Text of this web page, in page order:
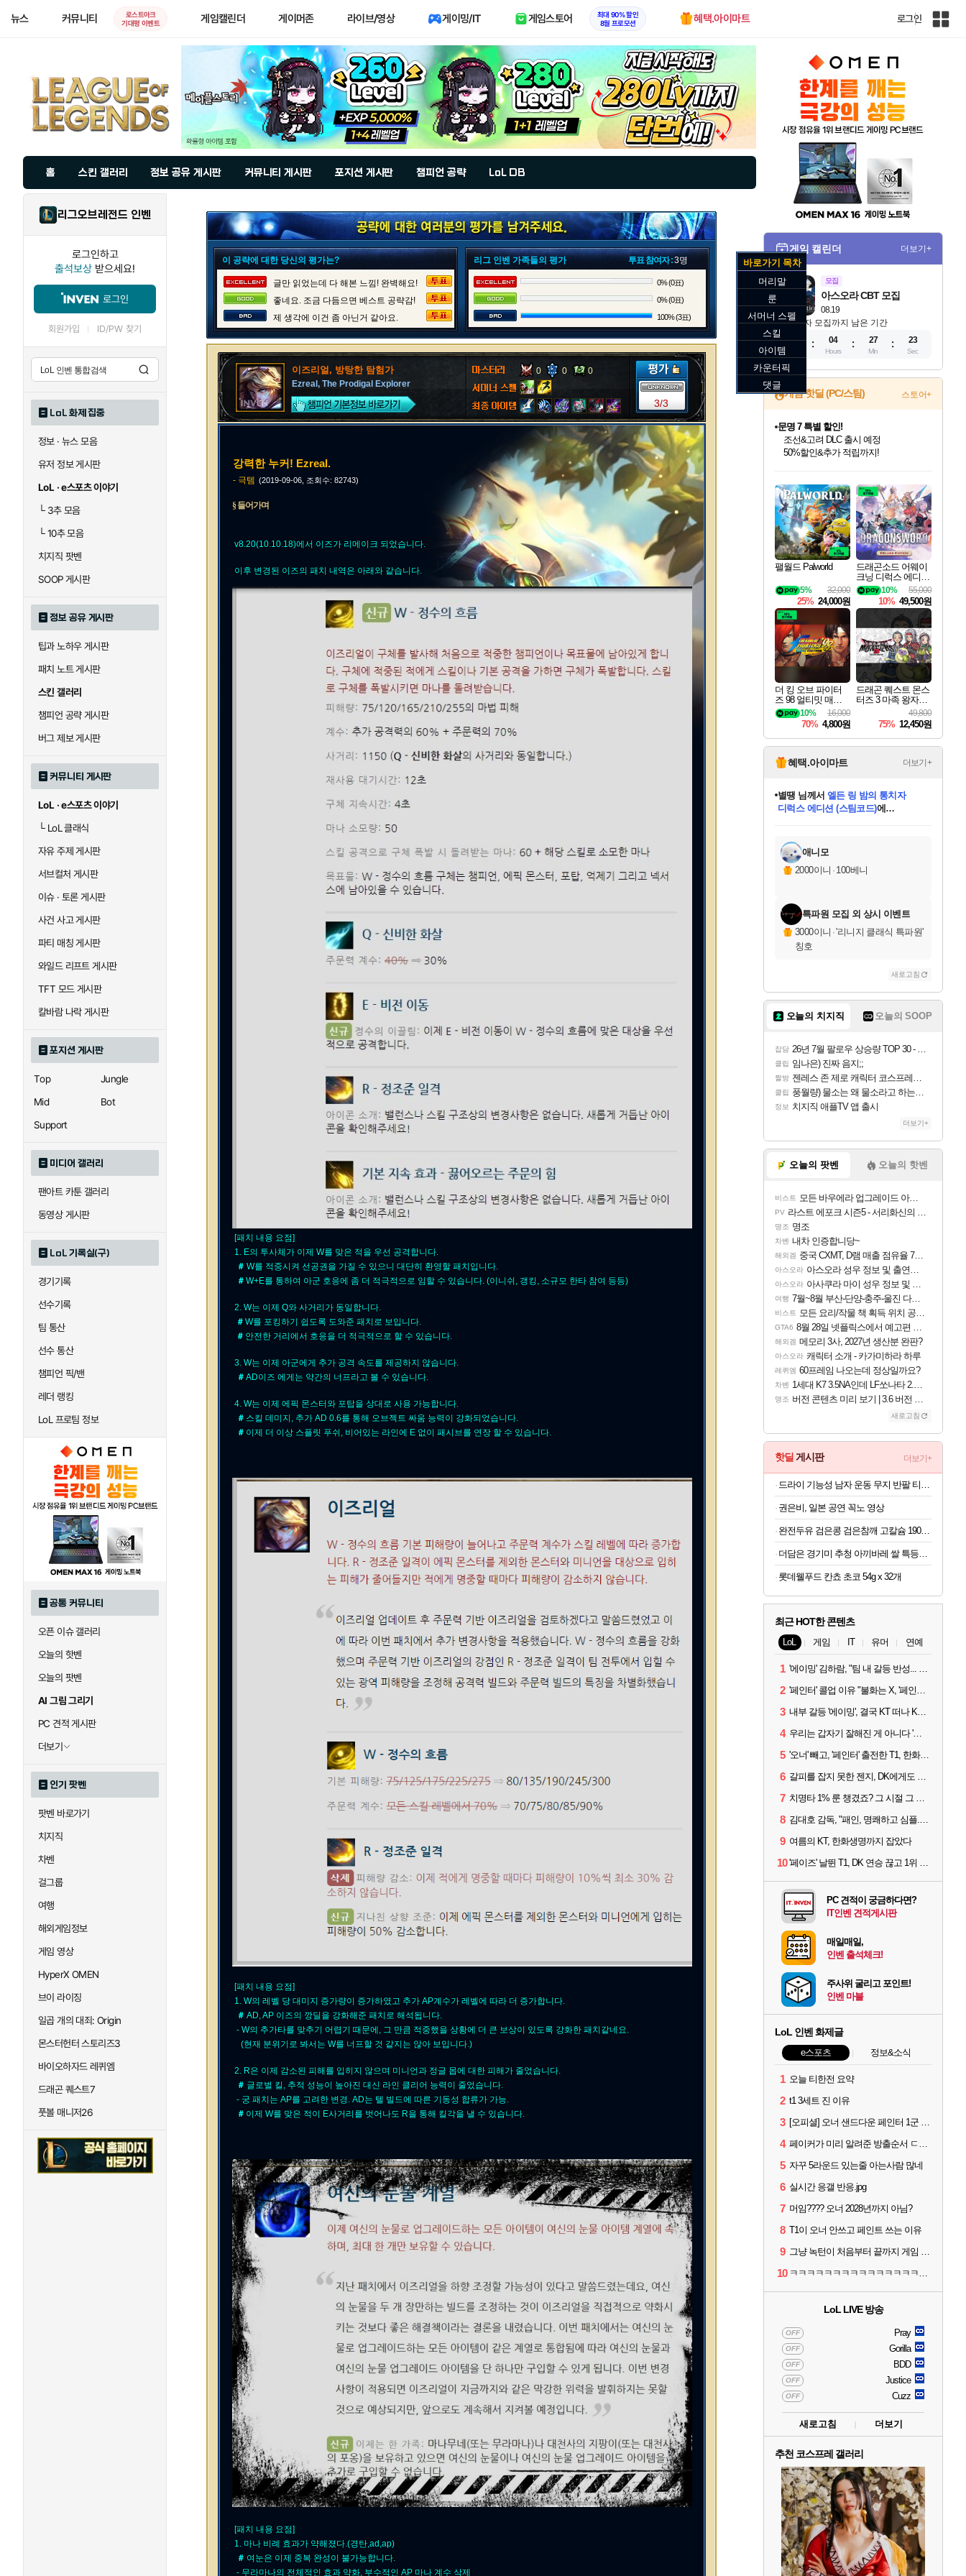
뉴스 커뮤니티
로스트아크
기대평 이벤트
게임캘린더 게이머존 라이브/영상 게이밍/IT 게임스토어
최대 90% 할인
8월 프로모션
혜택.아이마트 로그인
인
홈 스킨 갤러리 정보 공유 게시판 커뮤니티 게시판 포지션 게시판 챔피언 공략 LoL DB
리그오브레전드 인벤
로그인하고
출석보상 받으세요!
로그인
회원가입 ID/PW 찾기
LoL 화제 집중
정보 · 뉴스 모음
유저 정보 게시판
LoL · e스포츠 이야기
└3추 모음
└10추 모음
치지직 팟벤
SOOP 게시판
정보 공유 게시판
팁과 노하우 게시판
패치 노트 게시판
스킨 갤러리
챔피언 공략 게시판
버그 제보 게시판
커뮤니티 게시판
LoL · e스포츠 이야기
└LoL 클래식
자유 주제 게시판
서브컬처 게시판
이슈 · 토론 게시판
사건 사고 게시판
파티 매칭 게시판
와일드 리프트 게시판
TFT 모드 게시판
칼바람 나락 게시판
포지션 게시판
Top
Jungle
Mid
Bot
Support
미디어 갤러리
팬아트 카툰 갤러리
동영상 게시판
LoL 기록실(구)
경기기록
선수기록
팀 통산
선수 통산
챔피언 픽/밴
레더 랭킹
LoL 프로팀 정보
공통 커뮤니티
오픈 이슈 갤러리
오늘의 핫벤
오늘의 팟벤
AI 그림 그리기
PC 견적 게시판
더보기
인기 팟벤
팟벤 바로가기
치지직
차벤
걸그룹
여행
해외게임정보
게임 영상
HyperX OMEN
브이 라이징
일곱 개의 대죄: Origin
몬스터헌터 스토리즈3
바이오하자드 레퀴엠
드래곤 퀘스트7
풋볼 매니저26
이 공략에 대한 당신의 평가는?
글만 읽었는데 다 해본 느낌! 완벽해요!
좋네요. 조금 다듬으면 베스트 공략감!
제 생각에 이건 좀 아닌거 같아요.
리그 인벤 가족들의 평가 투표 참여자 :3명
0% (0표)
0% (0표)
100% (3표)
이즈리얼, 방탕한 탐험가
Ezreal, The Prodigal Explorer
0 0 0
3/3
강력한 누커! Ezreal.
- 극템 (2019-09-06, 조회수: 82743)
§ 들어가며
v8.20(10.10.18)에서 이즈가 리메이크 되었습니다.
이후 변경된 이즈의 패치 내역은 아래와 같습니다.
[패치 내용 요점]
1. E의 투사체가 이제 W를 맞은 적을 우선 공격합니다.
＃ W를 적중시켜 선공권을 가질 수 있으니 대단히 환영할 패치입니다.
＃ W+E를 통하여 아군 호응에 좀 더 적극적으로 임할 수 있습니다. (이니쉬, 갱킹, 소규모 한타 참여 등등)
2. W는 이제 Q와 사거리가 동일합니다.
＃ W를 포킹하기 쉽도록 도와준 패치로 보입니다.
＃ 안전한 거리에서 호응을 더 적극적으로 할 수 있습니다.
3. W는 이제 아군에게 추가 공격 속도를 제공하지 않습니다.
＃ AD이즈 에게는 약간의 너프라고 볼 수 있습니다.
4. W는 이제 에픽 몬스터와 포탑을 상대로 사용 가능합니다.
＃ 스킬 데미지, 추가 AD 0.6를 통해 오브젝트 싸움 능력이 강화되었습니다.
＃ 이제 더 이상 스플릿 푸쉬, 비어있는 라인에 E 없이 패시브를 연장 할 수 있습니다.
[패치 내용 요점]
1. W의 레벨 당 대미지 증가량이 증가하였고 추가 AP계수가 레벨에 따라 더 증가합니다.
＃ AD, AP 이즈의 깡딜을 강화해준 패치로 해석됩니다.
- W의 추가타를 맞추기 어렵기 때문에, 그 만큼 적중했을 상황에 더 큰 보상이 있도록 강화한 패치같네요.
(현재 분위기로 봐서는 W를 너프할 것 같지는 않아 보입니다.)
2. R은 이제 감소된 피해를 입히지 않으며 미니언과 정글 몹에 대한 피해가 줄었습니다.
＃ 글로벌 킬, 추적 성능이 높아진 대신 라인 클리어 능력이 줄었습니다.
- 궁 패치는 AP를 고려한 변경. AD는 텔 빌드에 따른 기동성 합류가 가능.
＃ 이제 W를 맞은 적이 E사거리를 벗어나도 R을 통해 킬각을 낼 수 있습니다.
[패치 내용 요점]
1. 마나 비례 효과가 약해졌다.(경탄,ad,ap)
＃ 여눈은 이제 중복 완성이 불가능합니다.
- 무라마나의 전체적인 효과 약화, 부수적인 AP 마나 계수 삭제
게임 캘린더 더보기+
모집
08.19
아스오라 CBT 모집
참가자 모집까지 남은 기간
10
04
Hours
27
Min
21
Sec
게임 핫딜 (PC/스팀) 스토어+
최대 90% 할인가를 만나보세요!
네이버혜택과 함께 만나보세요!
문명 7 특별 할인!
조선&고려 DLC 출시 예정
50%할인&추가 적립까지!
네이버 포인트 혜택까지!
이니&베니 혜택까지!
네이버 혜택가와 함께 예약하세요!
할인&네이버혜택으로 만나보세요!
네이버페이 혜택과 만나보세요!
40주년 프로모션으로 만나보세요!
할인가에 만나보세요!
일부 에디션 상시 할인!
혜택으로 예약 판매 중
편안하게 충전하세요
팰월드 Palworld
32,000
5%
25% 24,000원
드래곤소드 어웨이
크닝 디럭스 에디션
DragonSword Awake
ning Deluxe Edition
55,000
10%
10% 49,500원
더 킹 오브 파이터
즈 98 얼티밋 매치
파이널 에디션 THE
KING OF FIGHTER
S 98 ULTIMATE MA
TCH FINAL EDITIO
N
16,000
10%
70% 4,800원
드래곤 퀘스트 몬스
터즈 3 마족 왕자와
엘프의 여행 Dragon
Quest Monsters The
Dark Prince
49,800
75% 12,450원
혜택.아이마트 더보기+
교환.
별땡 님께서 엘든 링 밤의 통치자
디럭스 에디션 (스팀코드)에
당첨되셨습니다.
당첨되셨습니다.
당첨되셨습니다.
당첨되셨습니다.
당첨되셨습니다.
당첨되셨습니다.
에디션 (스팀코드)
당첨되셨습니다.
애니모
2000이니 · 100베니
특파원 모집 외 상시 이벤트
3000이니 ·'리니지 클래식 특파원'
칭호
새로고침
오늘의 치지직 오늘의 SOOP
잡담 26년 7월 팔로우 상승량 TOP 30 - 월간 치지직
클립 임나은) 진짜 음지;;
짤방 젠레스 존 제로 캐릭터 코스프레한 꽁주
클립 풍월량) 물소는 왜 물소라고 하는거야? 아! 그만 ㅋㅋ 알았어 ㅋㅋ
정보 치지직 애플TV 앱 출시
더보기+
오늘의 팟벤 오늘의 핫벤
비스트 모든 바우에라 업그레이드 아이템 획득 위치 공략 (89개)
PV 라스트 에포크 시즌5 - 서리화신의 분노 티저
명조 명조
차벤 내차 인증합니당~
해외겜 중국 CXMT, D램 매출 점유율 7%…글로벌 4위로 부상
아스오라 아스오라 성우 정보 및 출연작 모음
아스오라 아사쿠라 마이 성우 정보 및 주요 필모
여행 7월~8월 부산-단양-충주-울진 다녀왔어요~
비스트 모든 요리/작물 책 획득 위치 공략 (36개) - 미식가 도전과제
GTA6 8월 28일 넷플릭스에서 예고편 공개 예정
해외겜 메모리 3사, 2027년 생산분 완판?
아스오라 캐릭터 소개 - 카가미하라 하루
레퀴엠 60프레임 나오는데 정상일까요?
차벤 1세대 K7 3.5NA인데 LF쏘나타 2.0NA 기변하면 유류비 절약이 얼마나 될까요..?
명조 버전 콘텐츠 미리 보기 | 3.6 버전 「신기루 속 등불 그림자, 속세에 깃든 검의 결심」이 8월 20일에 업데이트됩니다!
새로고침
핫딜 게시판 더보기+
권은비, 일본 공연 꼭노 영상
완전두유 검은콩 검은참깨 고칼슘 190ml x 60개
롯데웰푸드 칸쵸 초코 54g x 32개
최근 HOT한 콘텐츠
LoL 게임 IT 유머 연예
1 '에이밍' 김하람, "팀 내 갈등 반성... 끝까지 뛰고 싶었다"
2 '페인터' 콜업 이유 "불화는 X, '페인터'는 부족한 콜을 채워줄 선수"
3 내부 갈등 '에이밍', 결국 KT 떠나 KRX로...'지우'와 트레이드
4 우리는 갑자기 잘해진 게 아니다 '씨맥' 김대호 감독의 자신감
5 '오너' 빼고, '페인터' 출전한 T1, 한화생명에 패배
6 갈피를 잡지 못한 젠지, DK에게도 0:2 패배
7 치명타 1% 룬 챙겼죠? 그 시절 그 감성 '롤 클래식' 30일 출시
8 김대호 감독, "패인, 명쾌하고 심플...다시 힘낼 수 있어"
9 여름의 KT, 한화생명까지 잡았다
10 '페이즈' 날뛴 T1, DK 연승 끊고 1위 지켜
PC 견적이 궁금하다면?
IT인벤 견적게시판
매일매일,
인벤 출석체크!
주사위 굴리고 포인트!
인벤 마블
LoL 인벤 화제글
e스포츠 정보&소식
1 오늘 티한전 요약
2 t1 3세트 진 이유
3 [오피셜] 오너 샌드다운 페인터 1군 콜업 출전
4 페이커가 미리 알려준 방출순서 ㄷㄷㄷㄷ
5 자꾸 5라운드 있는줄 아는사람 많네
6 실시간 응갤 반응.jpg
7 머임???? 오너 2028년까지 아님?
8 T1이 오너 안쓰고 페인트 쓰는 이유
9 그냥 녹턴이 처음부터 끝까지 게임 지게 굴려줬는데
10 ㅋㅋㅋㅋㅋㅋㅋㅋㅋㅋㅋㅋㅋㅋㅋㅋㅋㅋ
LoL LIVE 방송
OFF Pray
OFF Gorilla
OFF BDD
OFF Justice
OFF Cuzz
새로고침 더보기
추천 코스프레 갤러리
바로가기 목차
머리말
룬
서머너 스펠
스킬
아이템
카운터픽
댓글